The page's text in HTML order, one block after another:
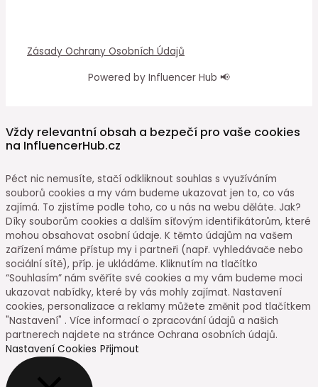
Zásady Ochrany Osobních Údajů
Powered by Influencer Hub 📢
Vždy relevantní obsah a bezpečí pro vaše cookies
na InfluencerHub.cz
Péct nic nemusíte, stačí odkliknout souhlas s využíváním
souborů cookies a my vám budeme ukazovat jen to, co vás
zajímá. To zjistíme podle toho, co u nás na webu děláte. Jak?
Díky souborům cookies a dalším síťovým identifikátorům, které
mohou obsahovat osobní údaje. K těmto údajům na vašem
zařízení máme přístup my i partneři (např. vyhledávače nebo
sociální sítě), příp. je ukládáme. Kliknutím na tlačítko
“Souhlasím” nám svěříte své cookies a my vám budeme moci
ukazovat nabídky, které by vás mohly zajímat. Nastavení
cookies, personalizace a reklamy můžete změnit pod tlačítkem
"Nastavení" . Více informací o zpracování údajů a našich
partnerech najdete na stránce Ochrana osobních údajů.
Nastavení Cookies Přijmout